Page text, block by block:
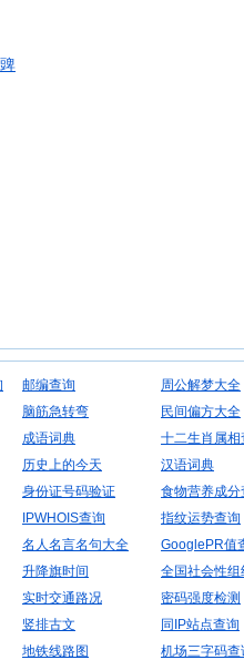
豍
邮编查询
周公解梦大全
脑筋急转弯
民间偏方大全
成语词典
十二生肖属相
历史上的今天
汉语词典
身份证号码验证
食物营养成分
IPWHOIS查询
指纹运势查询
名人名言名句大全
GooglePR值
升降旗时间
全国社会性组
实时交通路况
密码强度检测
竖排古文
同IP站点查询
地铁线路图
机场三字码查